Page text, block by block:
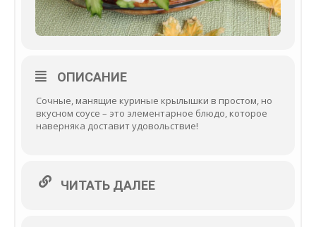
ОПИСАНИЕ
Сочные, манящие куриные крылышки в простом, но
вкусном соусе – это элементарное блюдо, которое
наверняка доставит удовольствие!
ЧИТАТЬ ДАЛЕЕ